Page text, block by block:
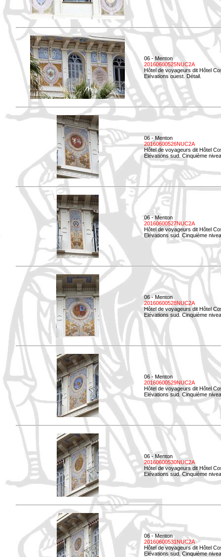
06 - Menton
20160600525NUC2A
Hôtel de voyageurs dit Hôtel
Elévations ouest. Détail.
06 - Menton
20160600526NUC2A
Hôtel de voyageurs dit Hôtel
Elévations sud. Cinquième
06 - Menton
20160600527NUC2A
Hôtel de voyageurs dit Hôtel
Elévations sud. Cinquième
06 - Menton
20160600528NUC2A
Hôtel de voyageurs dit Hôtel
Elévations sud. Cinquième
06 - Menton
20160600529NUC2A
Hôtel de voyageurs dit Hôtel
Elévations sud. Cinquième
06 - Menton
20160600530NUC2A
Hôtel de voyageurs dit Hôtel
Elévations sud. Cinquième
06 - Menton
20160600531NUC2A
Hôtel de voyageurs dit Hôtel
Elévations sud. Cinquième